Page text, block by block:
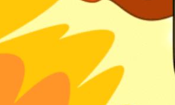
Reduzierte Artikel
Fashion, Toys & Home
📀 DVD & Blu-ray Neuheiten
🔥 Alle Deals & Angebote →
🎮 Gaming & TCG